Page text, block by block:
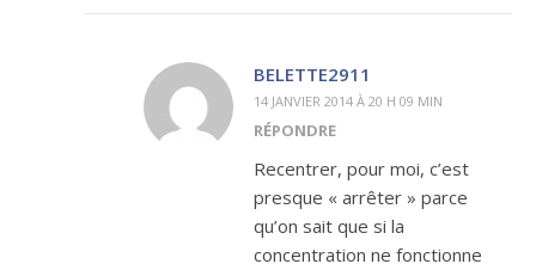
BELETTE2911
14 JANVIER 2014 À 20 H 09 MIN
RÉPONDRE
Recentrer, pour moi, c’est
presque « arrêter » parce
qu’on sait que si la
concentration ne fonctionne